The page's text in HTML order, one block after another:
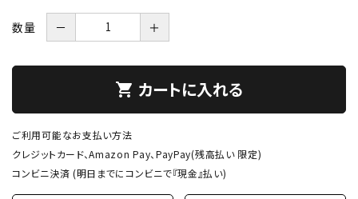
数量 － ＋
shopping_cart カートに入れる
ご利用可能なお支払い方法
クレジットカード、Amazon Pay、PayPay(残高払い 限定)
コンビニ決済 (明日までにコンビニで『現金』払い)